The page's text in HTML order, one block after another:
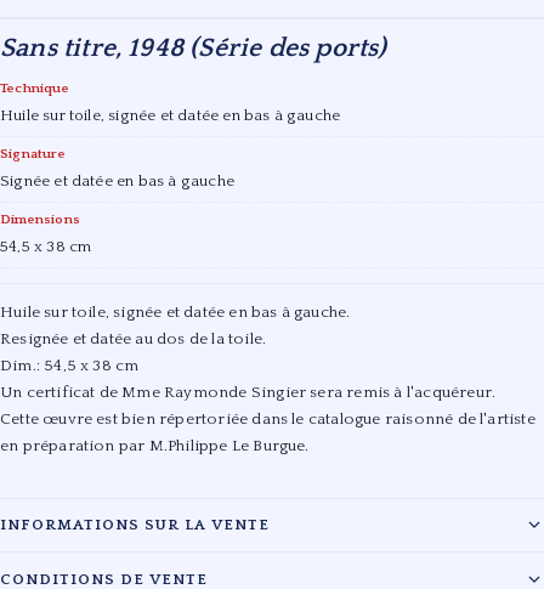
Sans titre, 1948 (Série des ports)
Technique
Huile sur toile, signée et datée en bas à gauche
Signature
Signée et datée en bas à gauche
Dimensions
54,5 x 38 cm
Huile sur toile, signée et datée en bas à gauche.
Resignée et datée au dos de la toile.
Dim.: 54,5 x 38 cm
Un certificat de Mme Raymonde Singier sera remis à l'acquéreur.
Cette œuvre est bien répertoriée dans le catalogue raisonné de l'artiste
en préparation par M.Philippe Le Burgue.
INFORMATIONS SUR LA VENTE
CONDITIONS DE VENTE